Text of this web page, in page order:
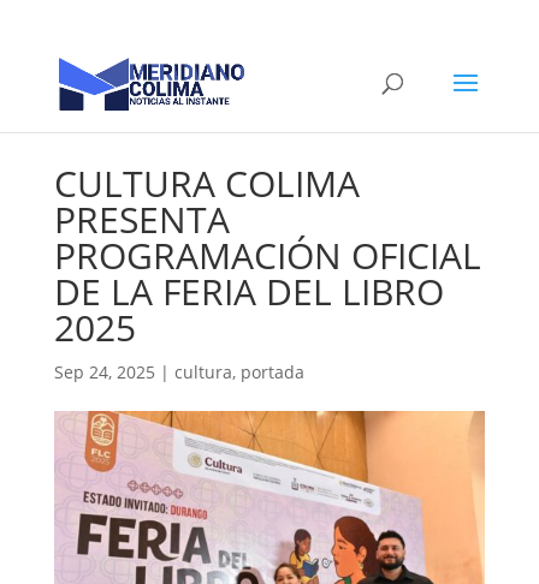
CULTURA COLIMA
PRESENTA
PROGRAMACIÓN OFICIAL
DE LA FERIA DEL LIBRO
2025
Sep 24, 2025 | cultura, portada